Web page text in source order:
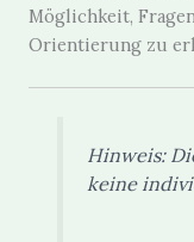
Möglichkeit,
Orientierung zu
Hinweis:
keine